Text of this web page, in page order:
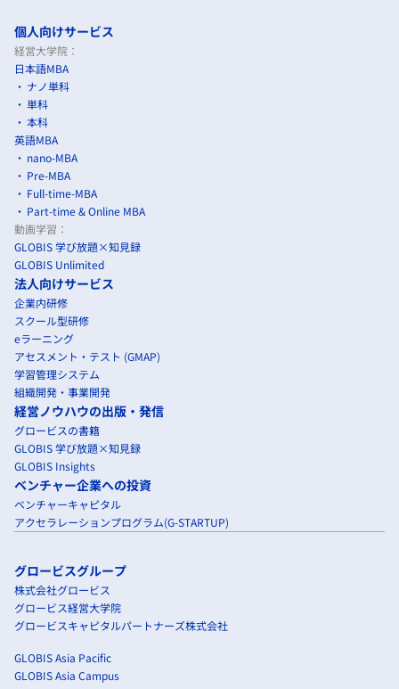
個人向けサービス
経営大学院：
日本語MBA
ナノ単科
単科
本科
英語MBA
nano-MBA
Pre-MBA
Full-time-MBA
Part-time & Online MBA
動画学習：
GLOBIS 学び放題×知見録
GLOBIS Unlimited
法人向けサービス
企業内研修
スクール型研修
eラーニング
アセスメント・テスト (GMAP)
学習管理システム
組織開発・事業開発
経営ノウハウの出版・発信
グロービスの書籍
GLOBIS 学び放題×知見録
GLOBIS Insights
ベンチャー企業への投資
ベンチャーキャピタル
アクセラレーションプログラム(G-STARTUP)
グロービスグループ
株式会社グロービス
グロービス経営大学院
グロービスキャピタルパートナーズ株式会社
GLOBIS Asia Pacific
GLOBIS Asia Campus